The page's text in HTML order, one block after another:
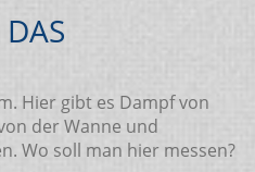
DAS
Hier gibt es Dampf von
der Wanne und
Wo soll man hier messen?